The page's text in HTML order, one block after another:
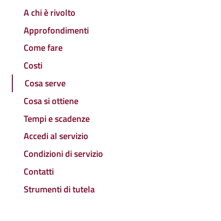
A chi è rivolto
Approfondimenti
Come fare
Costi
Cosa serve
Cosa si ottiene
Tempi e scadenze
Accedi al servizio
Condizioni di servizio
Contatti
Strumenti di tutela